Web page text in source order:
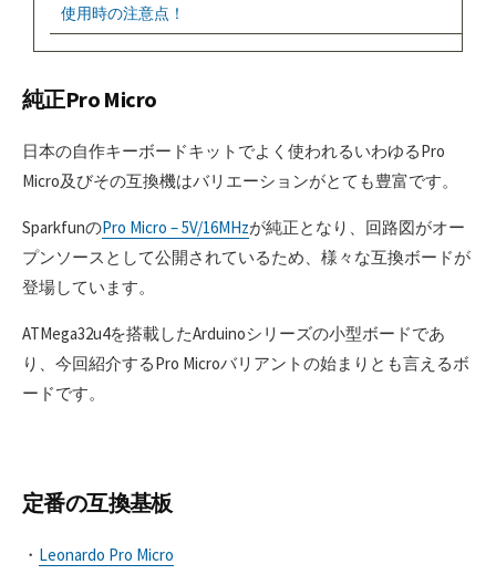
使用時の注意点！
純正Pro Micro
日本の自作キーボードキットでよく使われるいわゆるPro
Micro及びその互換機はバリエーションがとても豊富です。
SparkfunのPro Micro – 5V/16MHzが純正となり、回路図がオー
プンソースとして公開されているため、様々な互換ボードが
登場しています。
ATMega32u4を搭載したArduinoシリーズの小型ボードであ
り、今回紹介するPro Microバリアントの始まりとも言えるボ
ードです。
定番の互換基板
・ Leonardo Pro Micro